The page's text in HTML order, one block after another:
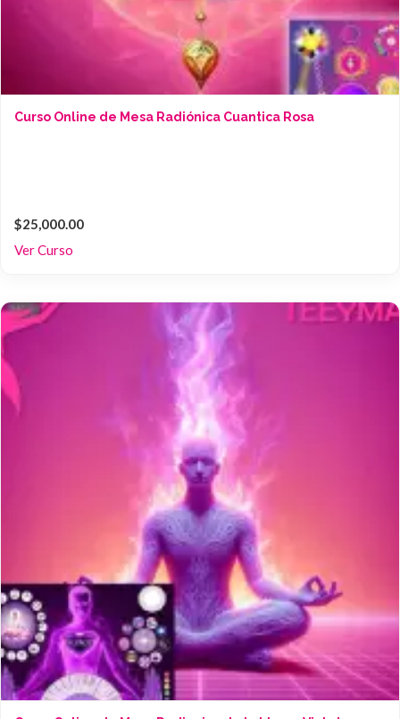
Curso Online de Mesa Radiónica Cuantica Rosa
$25,000.00
Ver Curso